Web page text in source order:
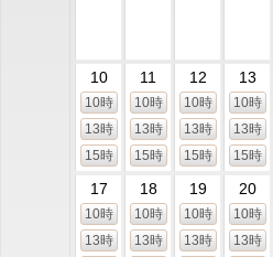
10
10時
13時
15時
11
10時
13時
15時
12
10時
13時
15時
13
10時
13時
15時
17
10時
13時
18
10時
13時
19
10時
13時
20
10時
13時